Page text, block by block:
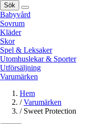
Sök
Babyvård
Sovrum
Kläder
Skor
Spel & Leksaker
Utomhuslekar & Sporter
Utförsäljning
Varumärken
Hem
/ Varumärken
/ Sweet Protection